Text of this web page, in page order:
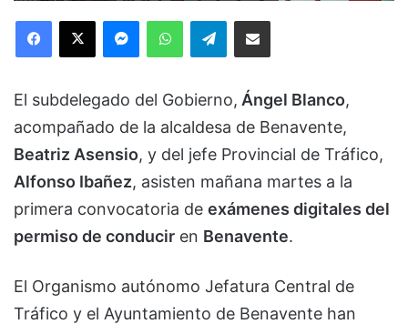
Facebook
X MessengerWhatsAppTelegramCompartir via Email
El subdelegado del Gobierno, Ángel Blanco,
acompañado de la alcaldesa de Benavente,
Beatriz Asensio, y del jefe Provincial de Tráfico,
Alfonso Ibañez, asisten mañana martes a la
primera convocatoria de exámenes digitales del
permiso de conducir en Benavente.
El Organismo autónomo Jefatura Central de
Tráfico y el Ayuntamiento de Benavente han